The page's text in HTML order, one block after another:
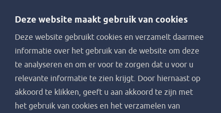
Deze website maakt gebruik van cookies
Deze website gebruikt cookies en verzamelt daarmee
informatie over het gebruik van de website om deze
te analyseren en om er voor te zorgen dat u voor u
relevante informatie te zien krijgt. Door hiernaast op
akkoord te klikken, geeft u aan akkoord te zijn met
het gebruik van cookies en het verzamelen van